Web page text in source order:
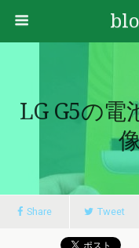
LG G5の電
Share Tweet